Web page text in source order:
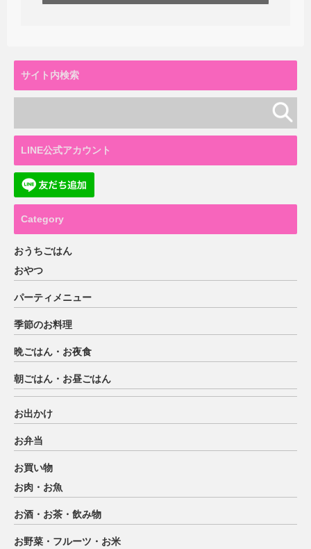
サイト内検索
LINE公式アカウント
Category
おうちごはん
おやつ
パーティメニュー
季節のお料理
晩ごはん・お夜食
朝ごはん・お昼ごはん
お出かけ
お弁当
お買い物
お肉・お魚
お酒・お茶・飲み物
お野菜・フルーツ・お米